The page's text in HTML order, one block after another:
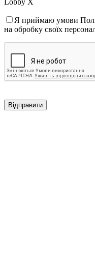
Я приймаю умови
на обробку своїх